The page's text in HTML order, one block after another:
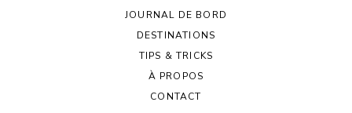
JOURNAL DE BORD
DESTINATIONS
TIPS & TRICKS
À PROPOS
CONTACT